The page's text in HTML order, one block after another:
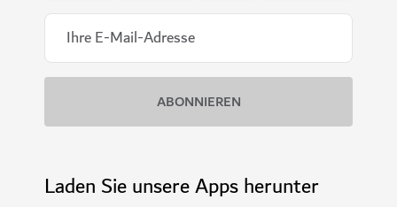
Laden Sie unsere Apps herunter